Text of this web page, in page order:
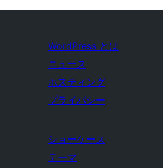
WordPress とは
ニュース
ホスティング
プライバシー
ショーケース
テーマ